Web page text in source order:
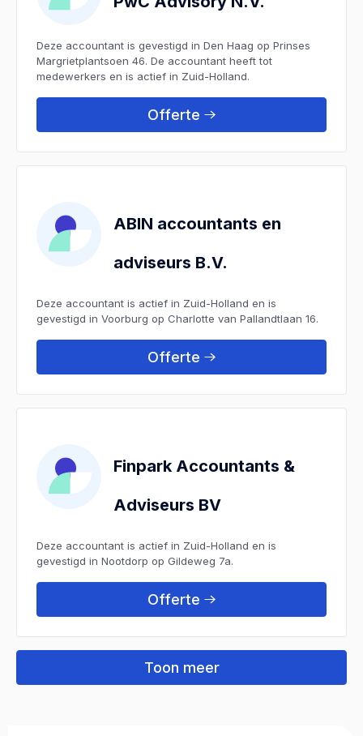
Deze accountant is gevestigd in Den Haag op Prinses
Margrietplantsoen 46. De accountant heeft tot
medewerkers en is actief in Zuid-Holland.
Offerte
ABIN accountants en
adviseurs B.V.
Deze accountant is actief in Zuid-Holland en is
gevestigd in Voorburg op Charlotte van Pallandtlaan 16.
Offerte
Finpark Accountants &
Adviseurs BV
Deze accountant is actief in Zuid-Holland en is
gevestigd in Nootdorp op Gildeweg 7a.
Offerte
Toon meer